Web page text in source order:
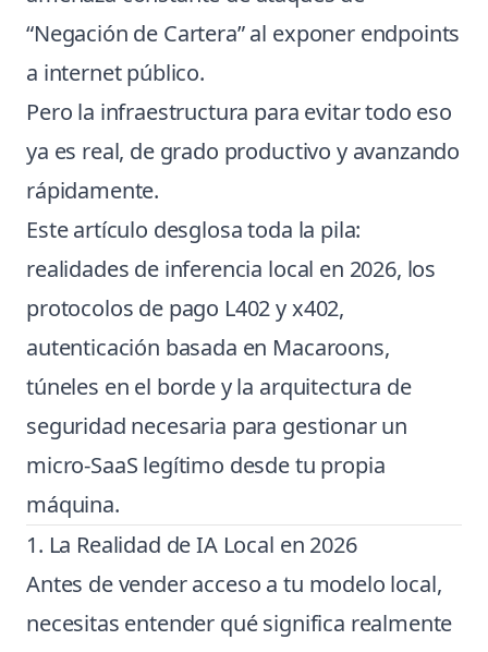
“Negación de Cartera” al exponer endpoints
a internet público.
Pero la infraestructura para evitar todo eso
ya es real, de grado productivo y avanzando
rápidamente.
Este artículo desglosa toda la pila:
realidades de inferencia local en 2026, los
protocolos de pago L402 y x402,
autenticación basada en Macaroons,
túneles en el borde y la arquitectura de
seguridad necesaria para gestionar un
micro-SaaS legítimo desde tu propia
máquina.
1. La Realidad de IA Local en 2026
Antes de vender acceso a tu modelo local,
necesitas entender qué significa realmente